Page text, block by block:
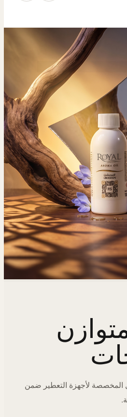
زيوت 125 مل المخصصة لأجهزة التعطير ضمن